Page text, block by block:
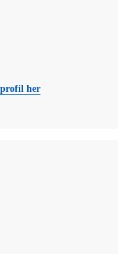
profil her